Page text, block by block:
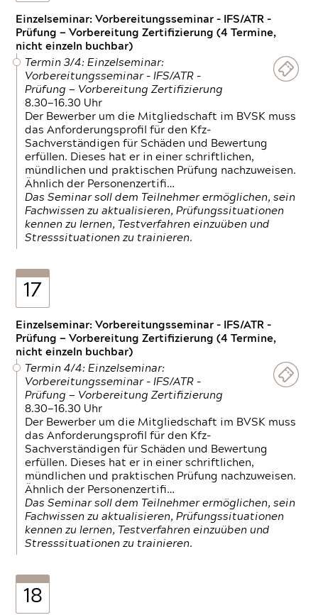
Einzelseminar: Vorbereitungsseminar - IFS/ATR -
Prüfung — Vorbereitung Zertifizierung (4 Termine,
nicht einzeln buchbar)
Termin 3/4: Einzelseminar:
Vorbereitungsseminar - IFS/ATR -
Prüfung — Vorbereitung Zertifizierung
8.30—16.30 Uhr
Der Bewerber um die Mitgliedschaft im BVSK muss
das Anforderungsprofil für den Kfz-
Sachverständigen für Schäden und Bewertung
erfüllen. Dieses hat er in einer schriftlichen,
mündlichen und praktischen Prüfung nachzuweisen.
Ähnlich der Personenzertifi…
Das Seminar soll dem Teilnehmer ermöglichen, sein
Fachwissen zu aktualisieren, Prüfungssituationen
kennen zu lernen, Testverfahren einzuüben und
Stresssituationen zu trainieren.
17
Einzelseminar: Vorbereitungsseminar - IFS/ATR -
Prüfung — Vorbereitung Zertifizierung (4 Termine,
nicht einzeln buchbar)
Termin 4/4: Einzelseminar:
Vorbereitungsseminar - IFS/ATR -
Prüfung — Vorbereitung Zertifizierung
8.30—16.30 Uhr
Der Bewerber um die Mitgliedschaft im BVSK muss
das Anforderungsprofil für den Kfz-
Sachverständigen für Schäden und Bewertung
erfüllen. Dieses hat er in einer schriftlichen,
mündlichen und praktischen Prüfung nachzuweisen.
Ähnlich der Personenzertifi…
Das Seminar soll dem Teilnehmer ermöglichen, sein
Fachwissen zu aktualisieren, Prüfungssituationen
kennen zu lernen, Testverfahren einzuüben und
Stresssituationen zu trainieren.
18